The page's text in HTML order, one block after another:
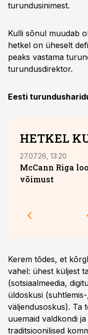
turundusinimest.
Kulli sõnul muudab
hetkel on üheselt
peaks vastama
turundusdirektor.
Eesti
HETKEL
27.07.26, 13:20
McCann Riga
võimust
Kerem tõdes, et
vahel: ühest küljest
(sotsiaalmeedia,
üldoskusi
väljendusoskus). Ta
uuemaid valdkondi
traditsioonilised